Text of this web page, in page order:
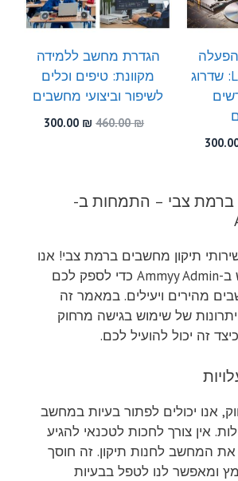
הפעלה
Windows ו-Linux: שדרוג
הגדרת מחשב ללמידה
מקוונת: טיפים וכלים
לשיפור וביצועי מחשבים
460.00₪
המחיר
300.00 ₪
המחיר
ברמת צבי – התמחות ב-
תיקון מחשבים ברמת צבי! אנו
מתמחים בשימוש ב-Ammyy Admin כדי לספק לכם
מהירים ויעילים. במאמר זה
של שימוש בגישה מרחוק
זה יכול להועיל לכם.
אנו יכולים לפתור בעיות במחשב
אין צורך לחכות לטכנאי להגיע
את המחשב לחנות תיקון. זה חוסך
ומאפשר לנו לטפל בבעיות